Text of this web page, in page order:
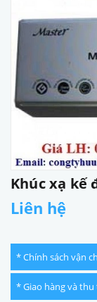
Khúc xạ kế
Liên hệ
* Chính sách vận
* Giao hàng và